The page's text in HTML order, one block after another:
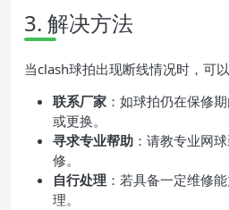
3. 解决方法
当clash球拍出现断线情况时，可
联系厂家 ：如球拍仍在保修
或更换。
寻求专业帮助 ：请教专业网
修。
自行处理 ：若具备一定维修
理。